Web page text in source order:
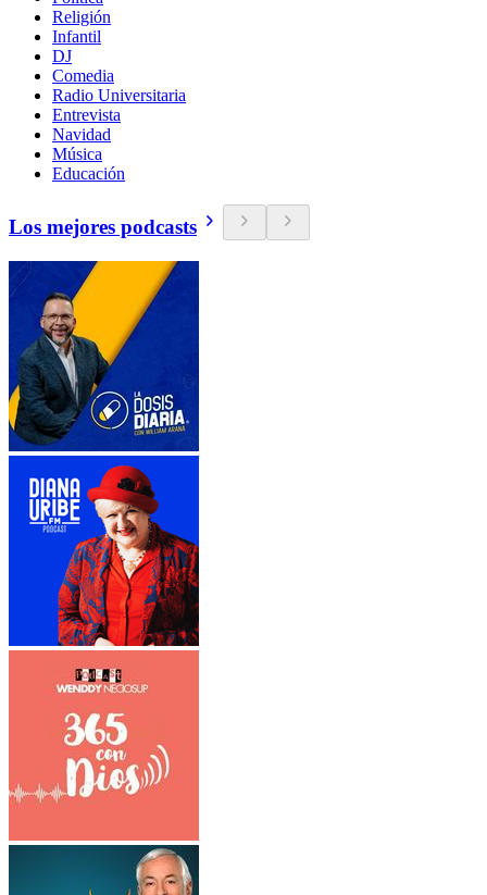
Religión
Infantil
DJ
Comedia
Radio Universitaria
Entrevista
Navidad
Música
Educación
Los mejores podcasts